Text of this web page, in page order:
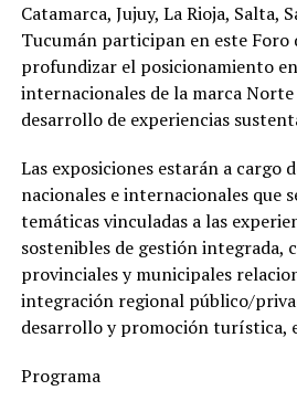
Catamarca, Jujuy, La Rioja, Salta,
Tucumán participan en este
profundizar el posicionamiento
internacionales de la marca
desarrollo de experiencias
Las exposiciones estarán a cargo
nacionales e internacionales que
temáticas vinculadas a las
sostenibles de gestión integrada,
provinciales y municipales
integración regional público/
desarrollo y promoción turística,
Programa